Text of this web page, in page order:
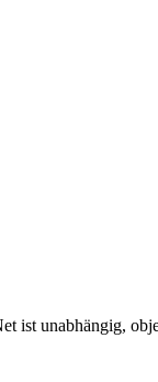
ist unabhängig,